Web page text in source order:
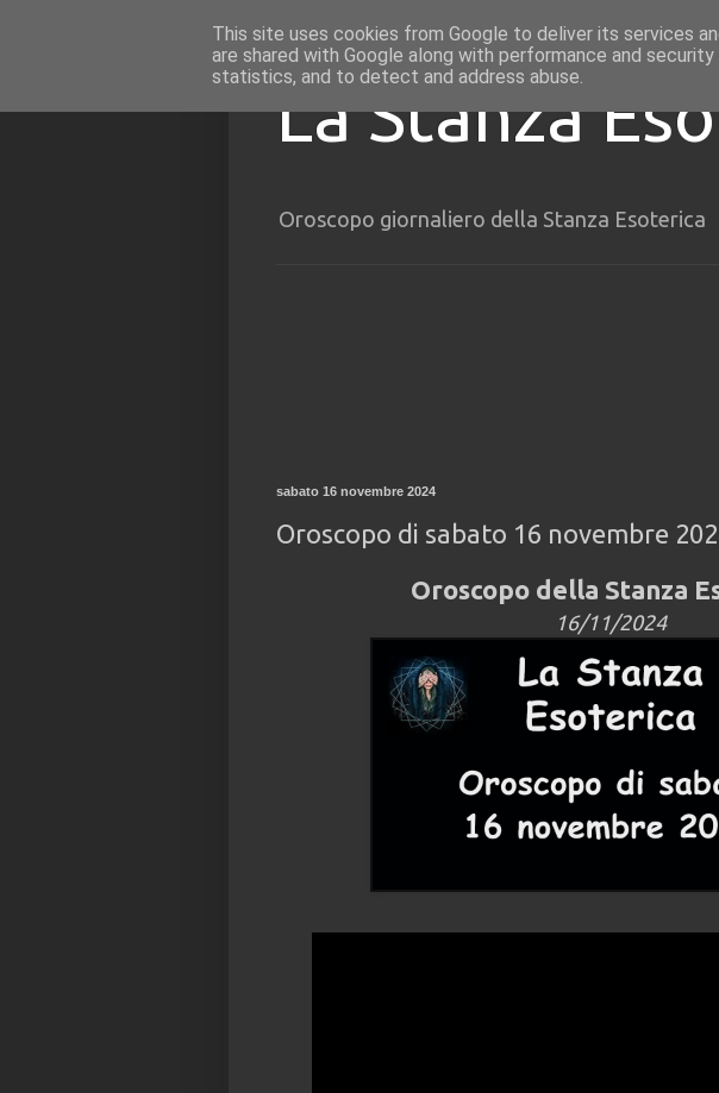
La Stanza
Oroscopo giornaliero della Stanza Esoterica
sabato 16 novembre 2024
Oroscopo di sabato 16 novembre
Oroscopo della Stanza
16/11/2024
This site uses cookies from Google to deliver its services
are shared with Google along with performance and
statistics, and to detect and address abuse.